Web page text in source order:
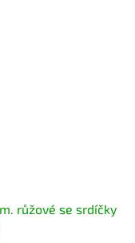
růžové se srdíčky